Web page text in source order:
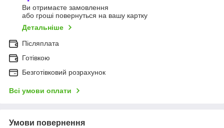
Ви отримаєте замовлення
або гроші повернуться на вашу картку
Детальніше
Післяплата
Готівкою
Безготівковий розрахунок
Всі умови оплати
Умови повернення